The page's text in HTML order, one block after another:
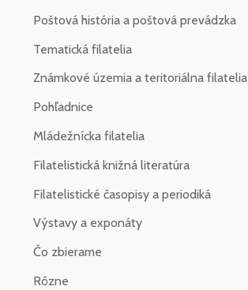
Poštová história a poštová prevádzka
Tematická filatelia
Známkové územia a teritoriálna filatelia
Pohľadnice
Mládežnícka filatelia
Filatelistická knižná literatúra
Filatelistické časopisy a periodiká
Výstavy a exponáty
Čo zbierame
Rôzne